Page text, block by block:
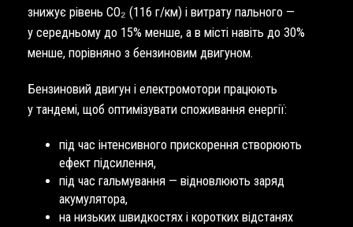
знижує рівень CO₂ (116 г/км) і витрату пального —
у середньому до 15% менше, а в місті навіть до 30%
менше, порівняно з бензиновим двигуном.
Бензиновий двигун і електромотори працюють
у тандемі, щоб оптимізувати споживання енергії:
під час інтенсивного прискорення створюють
ефект підсилення,
під час гальмування — відновлюють заряд
акумулятора,
на низьких швидкостях і коротких відстанях